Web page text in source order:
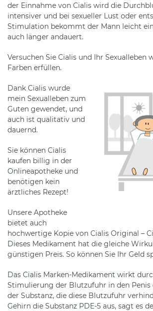
der Einnahme von Cialis wird die
intensiver und bei sexueller Lust oder
Stimulation bekommt der Mann leicht
auch länger andauert.
Versuchen Sie Cialis und Ihr Sexualleben
Farben erfüllen.
Dank Cialis wurde
mein Sexualleben zum
Guten gewendet, und
auch ist qualitativ und
dauernd.
Sie können Cialis
kaufen billig in der
Onlineapotheke und
benötigen kein
ärztliches Rezept!
Unsere Apotheke
bietet auch
hochwertige Kopie von Cialis Original –
Dieses Medikament hat die gleiche
günstigen Preis. So können Sie Ihr Geld
Das Cialis Marken-Medikament wirkt
Stimulierung der Blutzufuhr in den
der Substanz, die diese Blutzufuhr
Gehirn die Substanz PDE-5 aus, sagt es